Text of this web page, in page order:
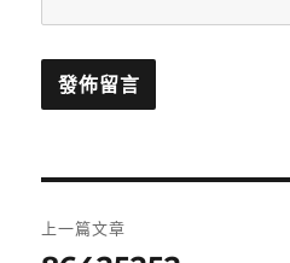
上一篇文章